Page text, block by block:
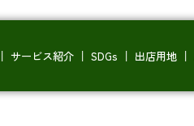
サービス紹介 SDGs 出店用地